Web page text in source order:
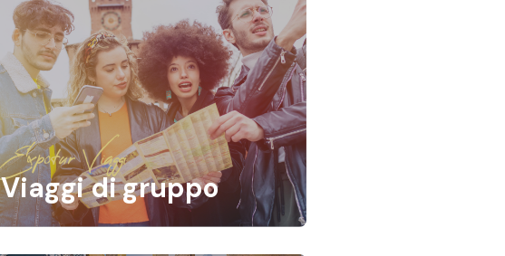
Expotur Viaggi
Viaggi di gruppo